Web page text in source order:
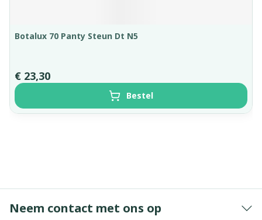
Botalux 70 Panty Steun Dt N5
€ 23,30
Bestel
Neem contact met ons op